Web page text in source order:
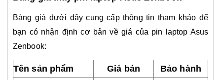
Bảng giá dưới đây cung cấp thông tin tham khảo để
bạn có nhận định cơ bản về giá của pin laptop Asus
Zenbook:
Tên sản phẩm Giá bán Bảo hành